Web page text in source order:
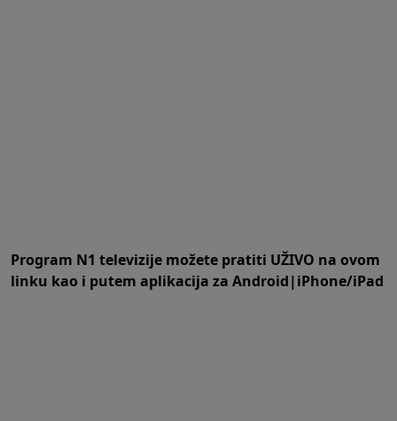
Program N1 televizije možete pratiti UŽIVO na ovom
linku kao i putem aplikacija za Android|iPhone/iPad